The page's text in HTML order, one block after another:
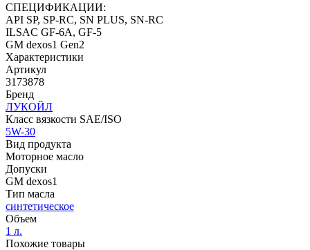
СПЕЦИФИКАЦИИ:
API SP, SP-RC, SN PLUS, SN-RC
ILSAC GF-6A, GF-5
GM dexos1 Gen2
Характеристики
Артикул
3173878
Бренд
ЛУКОЙЛ
Класс вязкости SAE/ISO
5W-30
Вид продукта
Моторное масло
Допуски
GM dexos1
Тип масла
синтетическое
Объем
1 л.
Похожие товары